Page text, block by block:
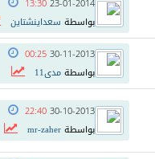
23-01-2014
13:30
بواسطة سعداينشتاين
30-11-2013
00:25
بواسطةمدى11
30-10-2013
22:40
بواسطةmr-zaher